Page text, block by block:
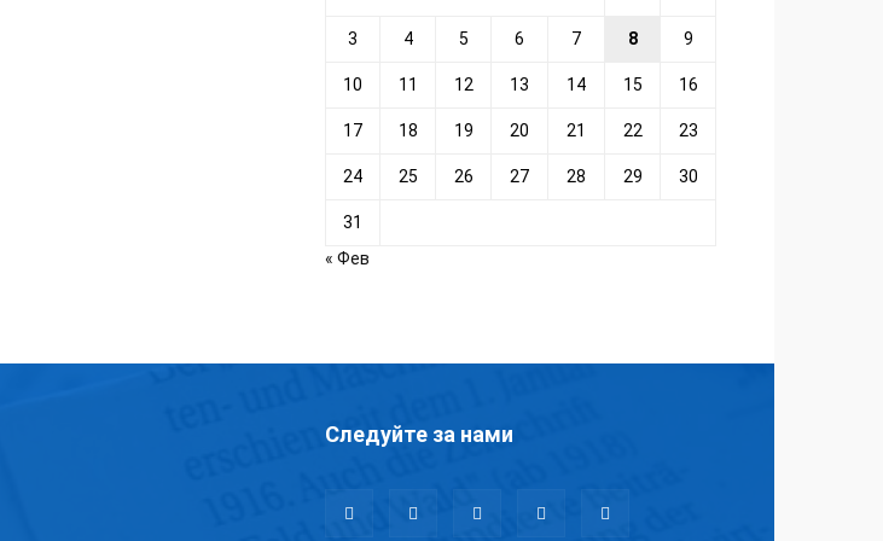
3 4 5 6 7 8 9
10 11 12 13 14 15 16
17 18 19 20 21 22 23
24 25 26 27 28 29 30
31
« Фев
Следуйте за нами